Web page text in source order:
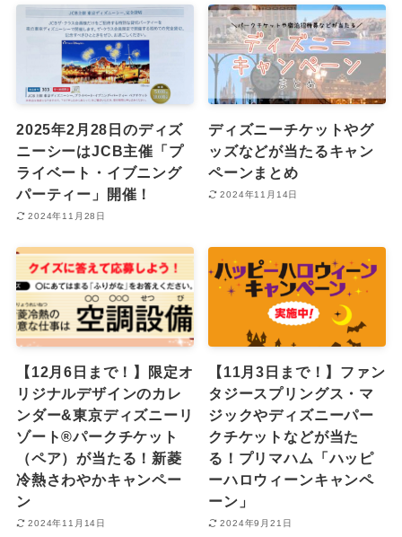
2025年2月28日のディズ
ニーシーはJCB主催「プ
ライベート・イブニング
パーティー」開催！
2024年11月28日
ディズニーチケットやグ
ッズなどが当たるキャン
ペーンまとめ
2024年11月14日
【12月6日まで！】限定オ
リジナルデザインのカレ
ンダー&東京ディズニーリ
ゾート®︎パークチケット
（ペア）が当たる！新菱
冷熱さわやかキャンペー
ン
2024年11月14日
【11月3日まで！】ファン
タジースプリングス・マ
ジックやディズニーパー
クチケットなどが当た
る！プリマハム「ハッピ
ーハロウィーンキャンペ
ーン」
2024年9月21日